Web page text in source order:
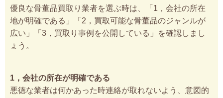
優良な骨董品買取り業者を選ぶ時は、「1，会社の所在
地が明確である」「2，買取可能な骨董品のジャンルが
広い」「3，買取り事例を公開している」を確認しまし
ょう。
1，会社の所在が明確である
悪徳な業者は何かあった時連絡が取れないよう、意図的